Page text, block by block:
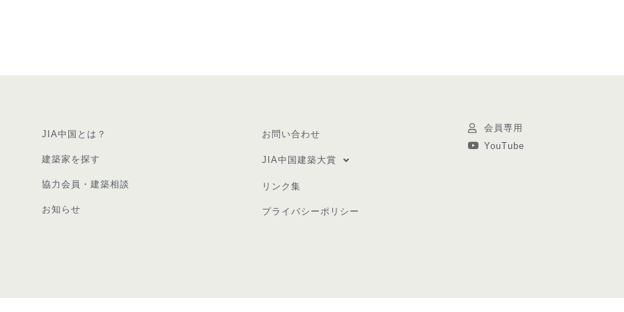
JIA中国とは？
建築家を探す
協力会員・建築相談
お知らせ
お問い合わせ
JIA中国建築大賞
リンク集
プライバシーポリシー
会員専用
YouTube